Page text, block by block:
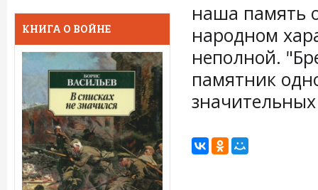
наша память
народном
неполной.
памятник
КНИГА О ВОЙНЕ